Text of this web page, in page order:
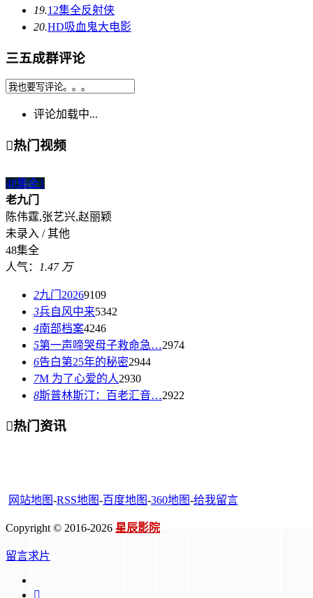
19.12集全反射侠
20.HD吸血鬼大电影
三五成群评论
评论加载中...
热门视频
48集全1
老九门
陈伟霆,张艺兴,赵丽颖
未录入 / 其他
48集全
人气：
1.47 万
2九门20269109
3兵自风中来5342
4南部档案4246
5第一声啼哭母子救命急…2974
6告白第25年的秘密2944
7M 为了心爱的人2930
8斯普林斯汀：百老汇音…2922
热门资讯
网站地图-RSS地图-百度地图-360地图-给我留言
Copyright © 2016-2026 星辰影院
留言求片
